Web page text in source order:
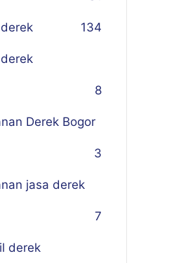
134
8
Derek Bogor
3
jasa derek
7
derek